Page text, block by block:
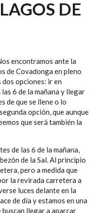
DE
encontramos ante la
de Covadonga en pleno
dos opciones: ir en
6 de la mañana y llegar
de que se llene o lo
opción, que aunque
que será también la
de las 6 de la mañana,
de la Sal. Al principio
pero a medida que
la revirada carretera a
luces delante en la
de día y estamos en una
llegar a aparcar